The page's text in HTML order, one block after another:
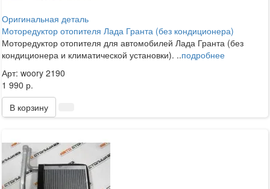
Оригинальная деталь
Моторедуктор отопителя Лада Гранта (без кондиционера)
Моторедуктор отопителя для автомобилей Лада Гранта (без
кондиционера и климатической установки). ..подробнее
Арт: woory 2190
1 990 р.
В корзину